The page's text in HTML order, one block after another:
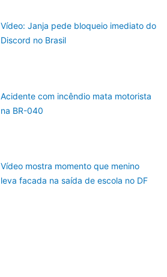
Vídeo: Janja pede bloqueio imediato do
Discord no Brasil
Acidente com incêndio mata motorista
na BR-040
Vídeo mostra momento que menino
leva facada na saída de escola no DF